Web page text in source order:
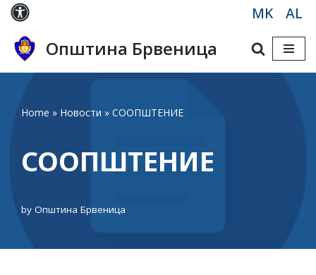
Skip
to
content
MK AL
Општина Брвеница
Home » Новости » СООПШТЕНИЕ
СООПШТЕНИЕ
by Општина Брвеница